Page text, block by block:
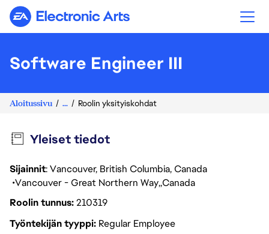
Electronic Arts
Software Engineer III
Aloitussivu ... Roolin yksityiskohdat
Yleiset tiedot
Sijainnit: Vancouver, British Columbia, Canada
Vancouver - Great Northern Way Canada
Roolin tunnus210319
Työntekijän tyyppi Regular Employee